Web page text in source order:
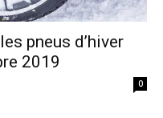
pneus d’hiver
2019
0